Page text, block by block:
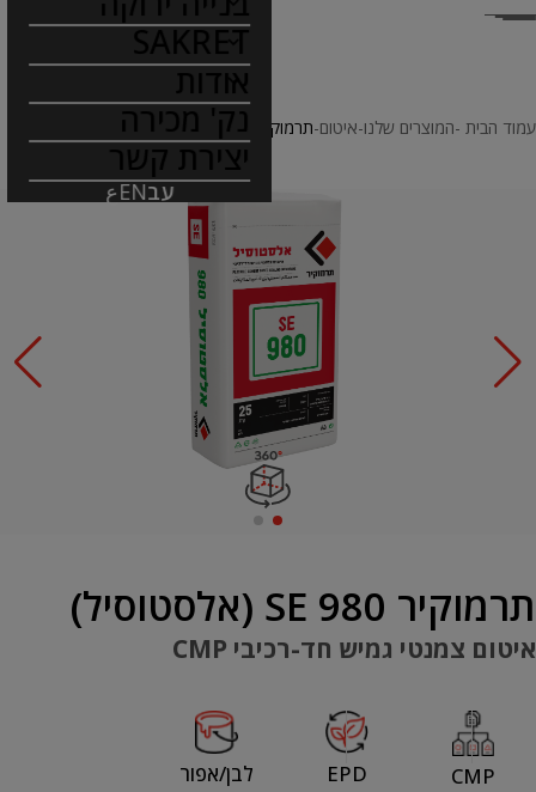
SAKRET
אודות
נק' מכירה
יצירת קשר
עבENع
עמוד הבית המוצרים שלנו איטום תרמוקיר 980 SE (אלסטוסיל)
תרמוקיר 980 SE (אלסטוסיל)
איטום צמנטי גמיש חד-רכיבי CMP
CMP
EPD לבן/אפור